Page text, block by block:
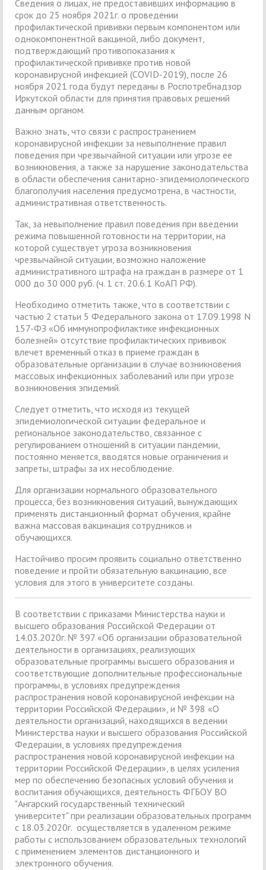
Сведения о лицах, не предоставивших информацию в
срок до 25 ноября 2021г. о проведении
профилактической прививки первым компонентом или
однокомпонентной вакциной, либо документ,
подтверждающий противопоказания к
профилактической прививке против новой
коронавирусной инфекцией (COVID-2019), после 26
ноября 2021 года будут переданы в Роспотребнадзор
Иркутской области для принятия правовых решений
данным органом.
Важно знать, что связи с распространением
коронавирусной инфекции за невыполнение правил
поведения при чрезвычайной ситуации или угрозе ее
возникновения, а также за нарушение законодательства
в области обеспечения санитарно-эпидемиологического
благополучия населения предусмотрена, в частности,
административная ответственность.
Так, за невыполнение правил поведения при введении
режима повышенной готовности на территории, на
которой существует угроза возникновения
чрезвычайной ситуации, возможно наложение
административного штрафа на граждан в размере от 1
000 до 30 000 руб. (ч. 1 ст. 20.6.1 КоАП РФ).
Необходимо отметить также, что в соответствии с
частью 2 статьи 5 Федерального закона от 17.09.1998 N
157-ФЗ «Об иммунопрофилактике инфекционных
болезней» отсутствие профилактических прививок
влечет временный отказ в приеме граждан в
образовательные организации в случае возникновения
массовых инфекционных заболеваний или при угрозе
возникновения эпидемий.
Следует отметить, что исходя из текущей
эпидемиологической ситуации федеральное и
региональное законодательство, связанное с
регулированием отношений в ситуации пандемии,
постоянно меняется, вводятся новые ограничения и
запреты, штрафы за их несоблюдение.
Для организации нормального образовательного
процесса, без возникновения ситуаций, вынуждающих
применять дистанционный формат обучения, крайне
важна массовая вакцинация сотрудников и
обучающихся.
Настойчиво просим проявить социально ответственно
поведение и пройти обязательную вакцинацию, все
условия для этого в университете созданы.
В соответствии с приказами Министерства науки и
высшего образования Российской Федерации от
14.03.2020г. № 397 «Об организации образовательной
деятельности в организациях, реализующих
образовательные программы высшего образования и
соответствующие дополнительные профессиональные
программы, в условиях предупреждения
распространения новой коронавирусной инфекции на
территории Российской Федерации», и № 398 «О
деятельности организаций, находящихся в ведении
Министерства науки и высшего образования Российской
Федерации, в условиях предупреждения
распространения новой коронавирусной инфекции на
территории Российской Федерации», в целях усиления
мер по обеспечению безопасных условий обучения и
воспитания обучающихся, деятельность ФГБОУ ВО
"Ангарский государственный технический
университет" при реализации образовательных программ
с 18.03.2020г. осуществляется в удаленном режиме
работы с использованием образовательных технологий
с применением элементов дистанционного и
электронного обучения.